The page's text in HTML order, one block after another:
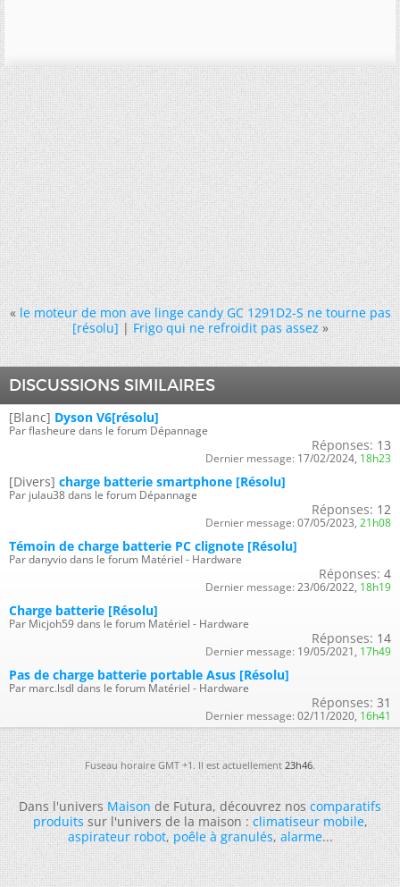
« le moteur de mon ave linge candy GC 1291D2-S ne tourne pas
[résolu]|Frigo qui ne refroidit pas assez »
DISCUSSIONS SIMILAIRES
[Blanc] Dyson V6[résolu]
Par flasheure dans le forum Dépannage
Réponses: 13
Dernier message: 17/02/2024, 18h23
[Divers] charge batterie smartphone [Résolu]
Par julau38 dans le forum Dépannage
Réponses: 12
Dernier message: 07/05/2023, 21h08
Témoin de charge batterie PC clignote [Résolu]
Par danyvio dans le forum Matériel - Hardware
Réponses: 4
Dernier message: 23/06/2022, 18h19
Charge batterie [Résolu]
Par Micjoh59 dans le forum Matériel - Hardware
Réponses: 14
Dernier message: 19/05/2021, 17h49
Pas de charge batterie portable Asus [Résolu]
Par marc.lsdl dans le forum Matériel - Hardware
Réponses: 31
Dernier message: 02/11/2020, 16h41
Fuseau horaire GMT +1. Il est actuellement 23h46.
Dans l'universMaisonde Futura, découvrez noscomparatifs
produitssur l'univers de la maison :climatiseur mobile,
aspirateur robot,poêle à granulés,alarme...